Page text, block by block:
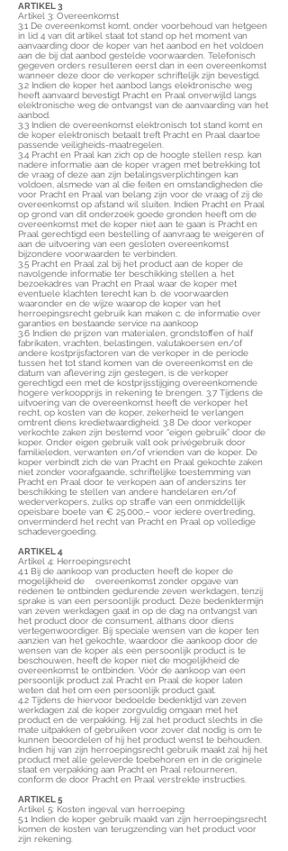
ARTIKEL 3
Artikel 3: Overeenkomst
3.1 De overeenkomst komt, onder voorbehoud van hetgeen
in lid 4 van dit artikel staat tot stand op het moment van
aanvaarding door de koper van het aanbod en het voldoen
aan de bij dat aanbod gestelde voorwaarden. Telefonisch
gegeven orders resulteren eerst dan in een overeenkomst
wanneer deze door de verkoper schriftelijk zijn bevestigd.
3.2 Indien de koper het aanbod langs elektronische weg
heeft aanvaard bevestigt Pracht en Praal onverwijld langs
elektronische weg de ontvangst van de aanvaarding van het
aanbod.
3.3 Indien de overeenkomst elektronisch tot stand komt en
de koper elektronisch betaalt treft Pracht en Praal daartoe
passende veiligheids-maatregelen.
3.4 Pracht en Praal kan zich op de hoogte stellen resp. kan
nadere informatie aan de koper vragen met betrekking tot
de vraag of deze aan zijn betalingsverplichtingen kan
voldoen, alsmede van al die feiten en omstandigheden die
voor Pracht en Praal van belang zijn voor de vraag of zij de
overeenkomst op afstand wil sluiten. Indien Pracht en Praal
op grond van dit onderzoek goede gronden heeft om de
overeenkomst met de koper niet aan te gaan is Pracht en
Praal gerechtigd een bestelling of aanvraag te weigeren of
aan de uitvoering van een gesloten overeenkomst
bijzondere voorwaarden te verbinden.
3.5 Pracht en Praal zal bij het product aan de koper de
navolgende informatie ter beschikking stellen a. het
bezoekadres van Pracht en Praal waar de koper met
eventuele klachten terecht kan b. de voorwaarden
waaronder en de wijze waarop de koper van het
herroepingsrecht gebruik kan maken c. de informatie over
garanties en bestaande service na aankoop
3.6 Indien de prijzen van materialen, grondstoffen of half
fabrikaten, vrachten, belastingen, valutakoersen en/of
andere kostprijsfactoren van de verkoper in de periode
tussen het tot stand komen van de overeenkomst en de
datum van aflevering zijn gestegen, is de verkoper
gerechtigd een met de kostprijsstijging overeenkomende
hogere verkoopprijs in rekening te brengen. 3.7 Tijdens de
uitvoering van de overeenkomst heeft de verkoper het
recht, op kosten van de koper, zekerheid te verlangen
omtrent diens kredietwaardigheid. 3.8 De door verkoper
verkochte zaken zijn bestemd voor “eigen gebruik” door de
koper. Onder eigen gebruik valt ook privégebruik door
familieleden, verwanten en/of vrienden van de koper. De
koper verbindt zich de van Pracht en Praal gekochte zaken
niet zonder voorafgaande, schriftelijke toestemming van
Pracht en Praal door te verkopen aan of anderszins ter
beschikking te stellen van andere handelaren en/of
wederverkopers, zulks op straffe van een onmiddellijk
opeisbare boete van € 25.000,– voor iedere overtreding,
onverminderd het recht van Pracht en Praal op volledige
schadevergoeding.
ARTIKEL 4
Artikel 4: Herroepingsrecht
4.1 Bij de aankoop van producten heeft de koper de
mogelijkheid de overeenkomst zonder opgave van
redenen te ontbinden gedurende zeven werkdagen, tenzij
sprake is van een persoonlijk product. Deze bedenktermijn
van zeven werkdagen gaat in op de dag na ontvangst van
het product door de consument, althans door diens
vertegenwoordiger. Bij speciale wensen van de koper ten
aanzien van het gekochte, waardoor die aankoop door de
wensen van de koper als een persoonlijk product is te
beschouwen, heeft de koper niet de mogelijkheid de
overeenkomst te ontbinden. Vóór de aankoop van een
persoonlijk product zal Pracht en Praal de koper laten
weten dat het om een persoonlijk product gaat.
4.2 Tijdens de hiervoor bedoelde bedenktijd van zeven
werkdagen zal de koper zorgvuldig omgaan met het
product en de verpakking. Hij zal het product slechts in die
mate uitpakken of gebruiken voor zover dat nodig is om te
kunnen beoordelen of hij het product wenst te behouden.
Indien hij van zijn herroepingsrecht gebruik maakt zal hij het
product met alle geleverde toebehoren en in de originele
staat en verpakking aan Pracht en Praal retourneren,
conform de door Pracht en Praal verstrekte instructies.
ARTIKEL 5
Artikel 5: Kosten ingeval van herroeping
5.1 Indien de koper gebruik maakt van zijn herroepingsrecht
komen de kosten van terugzending van het product voor
zijn rekening.